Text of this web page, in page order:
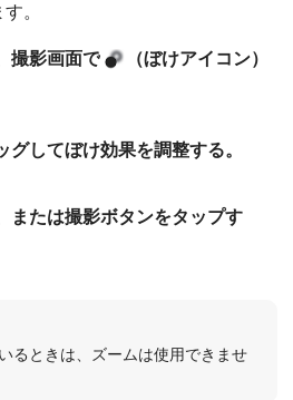
。
撮影画面で
（ぼけアイコン）
グしてぼけ効果を調整する。
または撮影ボタンをタップす
るときは、ズームは使用できませ